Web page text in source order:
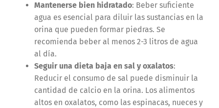
Mantenerse bien hidratado: Beber suficiente
agua es esencial para diluir las sustancias en la
orina que pueden formar piedras. Se
recomienda beber al menos 2-3 litros de agua
al día.
Seguir una dieta baja en sal y oxalatos:
Reducir el consumo de sal puede disminuir la
cantidad de calcio en la orina. Los alimentos
altos en oxalatos, como las espinacas, nueces y